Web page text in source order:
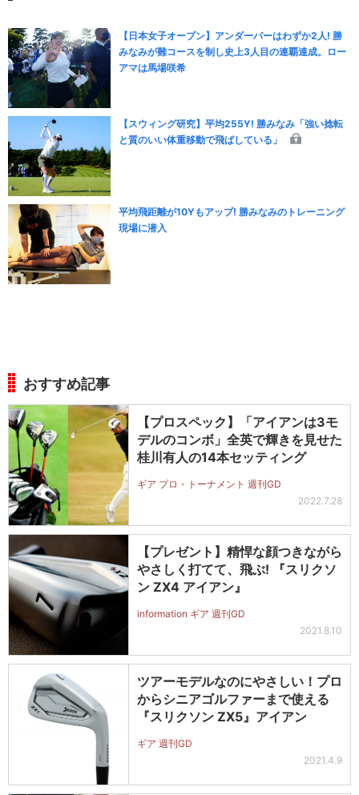
【日本女子オープン】アンダーパーはわずか2人! 勝
みなみが難コースを制し史上3人目の連覇達成。ロー
アマは馬場咲希
【スウィング研究】平均255Y! 勝みなみ「強い捻転
と質のいい体重移動で飛ばしている」
平均飛距離が10Yもアップ! 勝みなみのトレーニング
現場に潜入
おすすめ記事
【プロスペック】「アイアンは3モ
デルのコンボ」全英で輝きを見せた
桂川有人の14本セッティング
ギア プロ・トーナメント 週刊GD
2022.7.28
【プレゼント】精悍な顔つきながら
やさしく打てて、飛ぶ! 『スリクソ
ン ZX4 アイアン』
information ギア 週刊GD
2021.8.10
ツアーモデルなのにやさしい！プロ
からシニアゴルファーまで使える
『スリクソン ZX5』アイアン
ギア 週刊GD
2021.4.9